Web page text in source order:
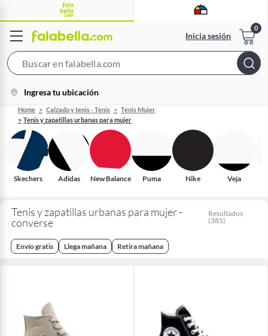
Inicia sesión
Bar
location-
icon
Ingresa tu ubicación
Home Calzado y tenis - Tenis
Tenis Mujer
Tenis y zapatillas urbanas para mujer
Skechers Adidas New Balance Puma Nike Veja
Tenis y zapatillas urbanas para mujer -
converse
Resultados
(385)
Envío gratis Llega mañana Retira mañana